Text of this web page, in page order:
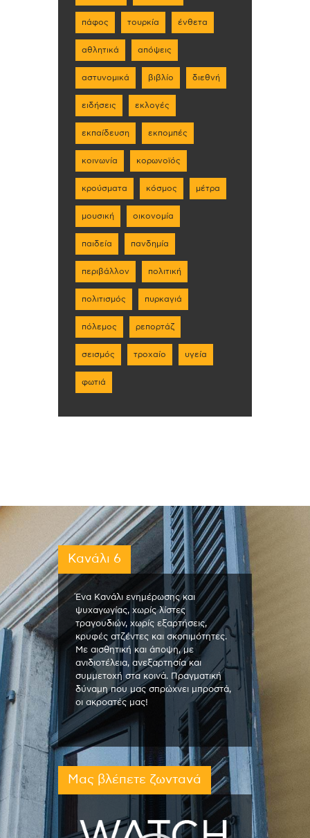
πάφος τουρκία ένθετα
αθλητικά απόψεις
αστυνομικά βιβλίο διεθνή
ειδήσεις εκλογές
εκπαίδευση εκπομπές
κοινωνία κορωνοϊός
κρούσματα κόσμος μέτρα
μουσική οικονομία
παιδεία πανδημία
περιβάλλον πολιτική
πολιτισμός πυρκαγιά
πόλεμος ρεπορτάζ
σεισμός τροχαίο υγεία
φωτιά
Κανάλι 6
Ένα Κανάλι ενημέρωσης και
ψυχαγωγίας, χωρίς λίστες
τραγουδιών, χωρίς εξαρτήσεις,
κρυφές ατζέντες και σκοπιμότητες.
Με αισθητική και άποψη, με
ανιδιοτέλεια, ανεξαρτησία και
συμμετοχή στα κοινά. Πραγματική
δύναμη που μας σπρώχνει μπροστά,
οι ακροατές μας!
Μας βλέπετε ζωντανά